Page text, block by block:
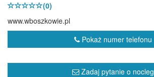
(0)
www.wboszkowie.pl
Pokaż numer telefonu
Zadaj pytanie o nocleg